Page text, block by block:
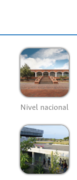
Nivel nacional